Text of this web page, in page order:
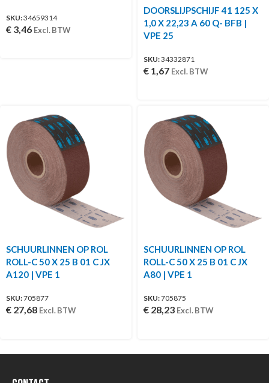
SKU:34659314
€ 3,46 Excl. BTW
DOORSLIJPSCHIJF 41 125 X
1,0 X 22,23 A 60 Q- BFB |
VPE 25
SKU:34332871
€ 1,67 Excl. BTW
SCHUURLINNEN OP ROL
ROLL-C 50 X 25 B 01 C JX
A120 | VPE 1
SKU:705877
€ 27,68 Excl. BTW
SCHUURLINNEN OP ROL
ROLL-C 50 X 25 B 01 C JX
A80 | VPE 1
SKU:705875
€ 28,23 Excl. BTW